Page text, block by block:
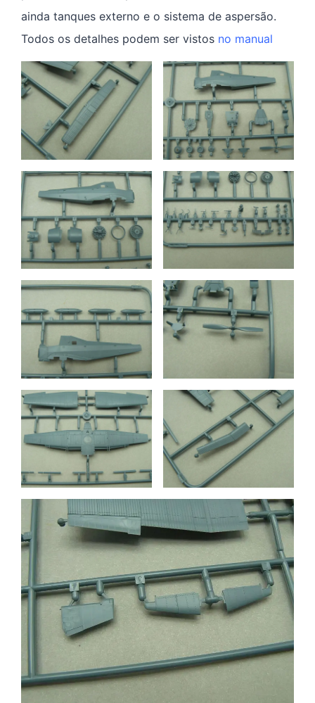
ainda tanques externo e o sistema de aspersão.
Todos os detalhes podem ser vistos no manual